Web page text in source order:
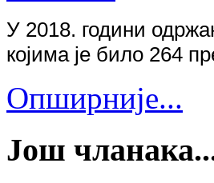
У 2018. години
којима је било 264
Опширније...
Још